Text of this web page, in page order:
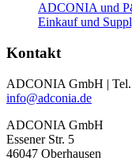
ADCONIA und
Einkauf und
Kontakt
ADCONIA GmbH |
info@adconia.de
ADCONIA GmbH
Essener Str. 5
46047 Oberhausen